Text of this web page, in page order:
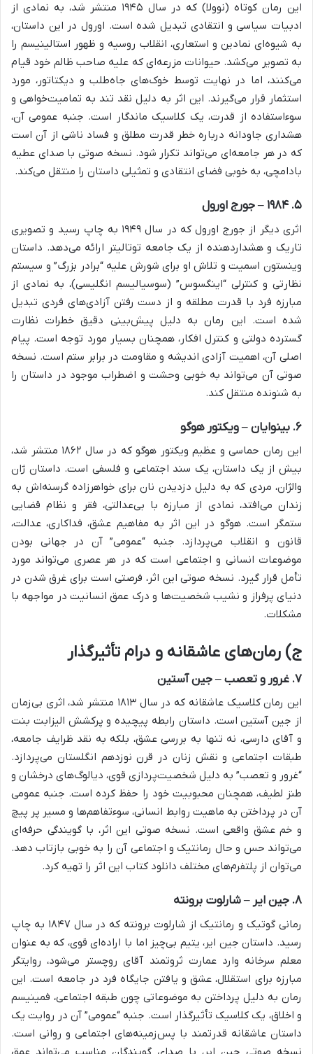
این رمان کوتاه (نوولا) که در سال ۱۹۴۵ منتشر شد، به نمادی از
ادبیات سیاسی و انتقادی تبدیل شده است. اورول در این داستان،
به شیوه‌ای نمادین و استعاری، انقلاب روسیه و ظهور استالینیسم را
به تصویر می‌کشد. حیوانات مزرعه‌ای که علیه صاحب ظالم خود قیام
می‌کنند، اما در نهایت توسط خوک‌های جاه‌طلب و دیکتاتور، مورد
استثمار قرار می‌گیرند. این اثر به دلیل نقد تند به تمامیت‌خواهی و
سوءاستفاده از قدرت، یک کلاسیک ماندگار است. جنبه عمومی آن،
هشداری جاودانه درباره خطر قدرت مطلق و فساد ناشی از آن است
که در هر جامعه‌ای می‌تواند تکرار شود. نسخه صوتی با صدای عطیه
بادامچی، به خوبی فضای انتقادی و تمثیلی داستان را منتقل می‌کند.
۵. ۱۹۸۴ – جورج اورول
اثری دیگر از جورج اورول که در سال ۱۹۴۹ به چاپ رسید و تصویری
تاریک و هشداردهنده از یک جامعه توتالیتر ارائه می‌دهد. داستان
وینستون اسمیت و تلاش او برای شورش علیه “برادر بزرگ” و سیستم
نظارتی و کنترلی “اینگسوس” (سوسیالیسم انگلیسی)، به نمادی از
مبارزه فرد با قدرت مطلقه و از دست رفتن آزادی‌های فردی تبدیل
شده است. این رمان به دلیل پیش‌بینی دقیق خطرات نظارت
گسترده دولتی و کنترل افکار، همچنان بسیار مورد توجه است. پیام
اصلی آن، اهمیت آزادی اندیشه و مقاومت در برابر ستم است. نسخه
صوتی آن می‌تواند به خوبی وحشت و اضطراب موجود در داستان را
به شنونده منتقل کند.
۶. بینوایان – ویکتور هوگو
این رمان حماسی و عظیم ویکتور هوگو که در سال ۱۸۶۲ منتشر شد،
بیش از یک داستان، یک سند اجتماعی و فلسفی است. داستان ژان
والژان، مردی که به دلیل دزدیدن نان برای خواهرزاده گرسنه‌اش به
زندان می‌افتد، نمادی از مبارزه با بی‌عدالتی، فقر و نظام قضایی
ستمگر است. هوگو در این اثر به مفاهیم عشق، فداکاری، عدالت،
قانون و انقلاب می‌پردازد. جنبه “عمومی” آن در جهانی بودن
موضوعات انسانی و اجتماعی است که در هر عصری می‌تواند مورد
تأمل قرار گیرد. نسخه صوتی این اثر، فرصتی است برای غرق شدن در
دنیای پرفراز و نشیب شخصیت‌ها و درک عمق انسانیت در مواجهه با
مشکلات.
ج) رمان‌های عاشقانه و درام تأثیرگذار
۷. غرور و تعصب – جین آستین
این رمان کلاسیک عاشقانه که در سال ۱۸۱۳ منتشر شد، اثری بی‌زمان
از جین آستین است. داستان رابطه پیچیده و پرکشش الیزابت بنت
و آقای دارسی، نه تنها به بررسی عشق، بلکه به نقد ظرایف جامعه،
طبقات اجتماعی و نقش زنان در قرن نوزدهم انگلستان می‌پردازد.
“غرور و تعصب” به دلیل شخصیت‌پردازی قوی، دیالوگ‌های درخشان و
طنز لطیف، همچنان محبوبیت خود را حفظ کرده است. جنبه عمومی
آن در پرداختن به ماهیت روابط انسانی، سوءتفاهم‌ها و مسیر پر پیچ
و خم عشق واقعی است. نسخه صوتی این اثر، با گویندگی حرفه‌ای
می‌تواند حس و حال رمانتیک و اجتماعی آن را به خوبی بازتاب دهد.
می‌توان از پلتفرم‌های مختلف دانلود کتاب این اثر را تهیه کرد.
۸. جین ایر – شارلوت برونته
رمانی گوتیک و رمانتیک از شارلوت برونته که در سال ۱۸۴۷ به چاپ
رسید. داستان جین ایر، یتیم بی‌چیز اما با اراده‌ای قوی، که به عنوان
معلم سرخانه وارد عمارت ثروتمند آقای روچستر می‌شود، روایتگر
مبارزه برای استقلال، عشق و یافتن جایگاه فرد در جامعه است. این
رمان به دلیل پرداختن به موضوعاتی چون طبقه اجتماعی، فمینیسم
و اخلاق، یک کلاسیک تأثیرگذار است. جنبه “عمومی” آن در روایت یک
داستان عاشقانه قدرتمند با پس‌زمینه‌های اجتماعی و روانی است.